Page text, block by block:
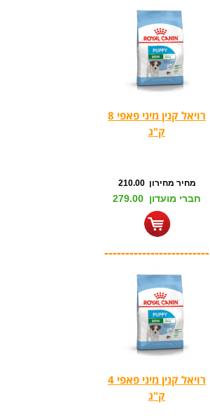
רויאל קנין מיני פאפי 8
ק"ג
מחיר מחירון 210.00
חברי מועדון 279.00
-------------------------
רויאל קנין מיני פאפי 4
ק"ג